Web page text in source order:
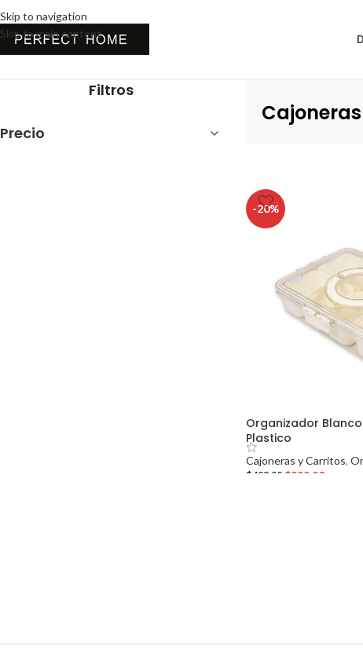
Skip to navigation
Skip to main content
Filtros
Precio
-20%
Organizador
Plastico
Cajoneras y Carritos,
$ 499.00 $399.20